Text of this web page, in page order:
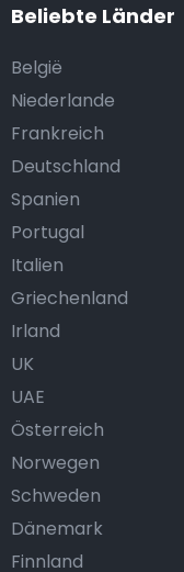
Beliebte Länder
België
Niederlande
Frankreich
Deutschland
Spanien
Portugal
Italien
Griechenland
Irland
UK
UAE
Österreich
Norwegen
Schweden
Dänemark
Finnland